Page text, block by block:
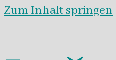
Zum Inhalt springen